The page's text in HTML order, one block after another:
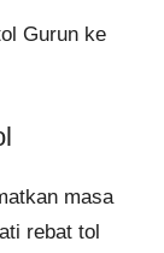
Gurun ke
masa
rebat tol